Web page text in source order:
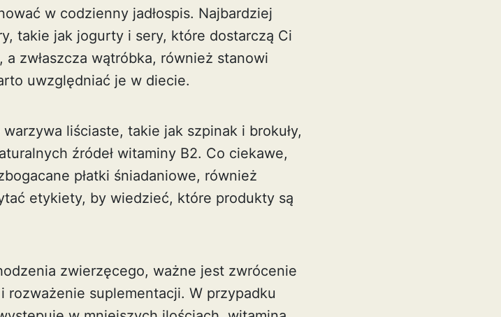
w codzienny jadłospis. Najbardziej
takie jak jogurty i sery, które dostarczą Ci
zwłaszcza wątróbka, również stanowi
uwzględniać je w diecie.
liściaste, takie jak szpinak i brokuły,
źródeł witaminy B2. Co ciekawe,
płatki śniadaniowe, również
etykiety, by wiedzieć, które produkty są
zwierzęcego, ważne jest zwrócenie
rozważenie suplementacji. W przypadku